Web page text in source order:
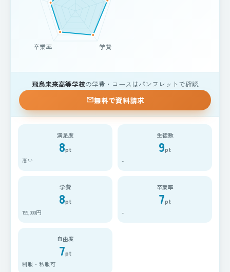
飛鳥未来高等学校の学費・コースはパンフレットで確認
mail無料で資料請求
満足度
8pt
高い
生徒数
9pt
-
学費
8pt
199,000円
卒業率
7pt
-
自由度
7pt
制服・私服可